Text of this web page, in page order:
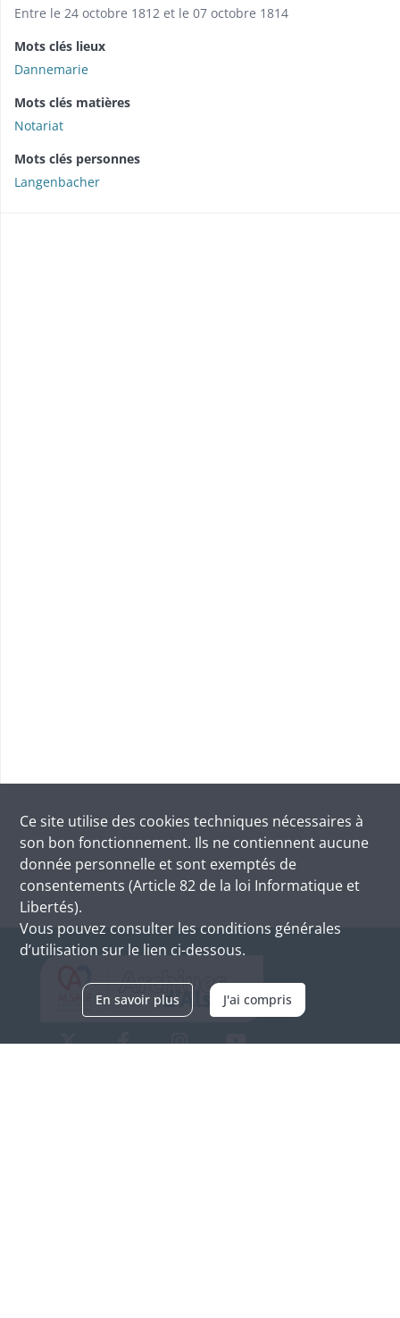
Entre le 24 octobre 1812 et le 07 octobre 1814
Mots clés lieux
Dannemarie
Mots clés matières
Notariat
Mots clés personnes
Langenbacher
Ce site utilise des cookies techniques nécessaires à
son bon fonctionnement. Ils ne contiennent aucune
donnée personnelle et sont exemptés de
consentements (Article 82 de la loi Informatique et
Libertés).
Vous pouvez consulter les conditions générales
d’utilisation sur le lien ci-dessous.
En savoir plus J'ai compris